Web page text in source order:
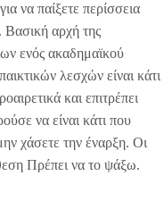
να παίξετε περίσσεια
Βασική αρχή της
ενός ακαδημαϊκού
λεσχών είναι κάτι
και επιτρέπει
να είναι κάτι που
χάσετε την έναρξη. Οι
Πρέπει να το ψάξω.